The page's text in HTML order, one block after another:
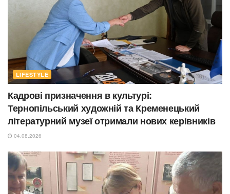
LIFESTYLE
Кадрові призначення в культурі:
Тернопільський художній та Кременецький
літературний музеї отримали нових керівників
04.08.2026